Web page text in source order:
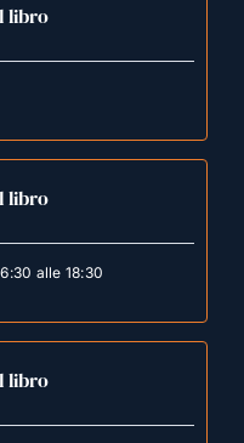
libro
libro
alle 18:30
libro